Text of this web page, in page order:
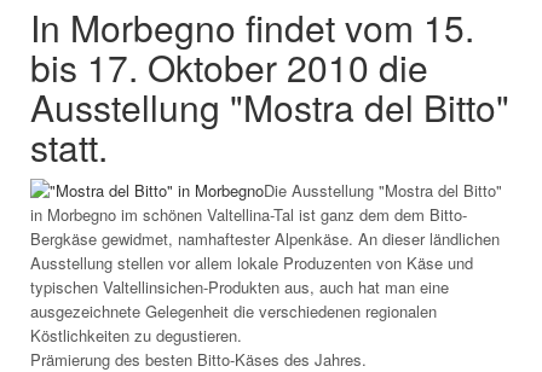
In Morbegno findet vom 15.
bis 17. Oktober 2010 die
Ausstellung "Mostra del Bitto"
statt.
Die Ausstellung "Mostra del Bitto"
in Morbegno im schönen Valtellina-Tal ist ganz dem dem Bitto-
Bergkäse gewidmet, namhaftester Alpenkäse. An dieser ländlichen
Ausstellung stellen vor allem lokale Produzenten von Käse und
typischen Valtellinsichen-Produkten aus, auch hat man eine
ausgezeichnete Gelegenheit die verschiedenen regionalen
Köstlichkeiten zu degustieren.
Prämierung des besten Bitto-Käses des Jahres.